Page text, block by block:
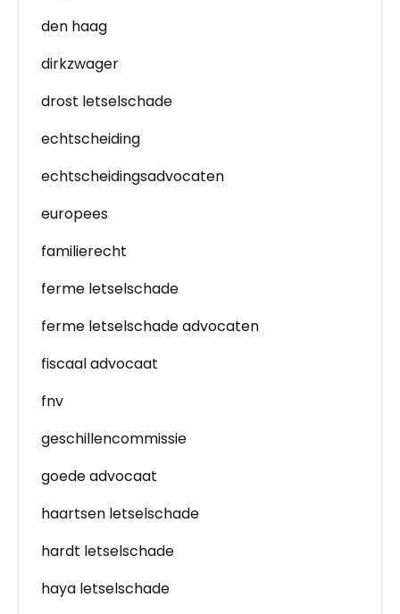
den haag
dirkzwager
drost letselschade
echtscheiding
echtscheidingsadvocaten
europees
familierecht
ferme letselschade
ferme letselschade advocaten
fiscaal advocaat
fnv
geschillencommissie
goede advocaat
haartsen letselschade
hardt letselschade
haya letselschade